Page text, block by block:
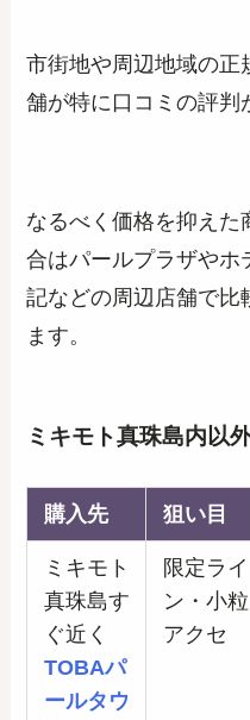
市街地や周辺地域の正
舗が特に口コミの評判
なるべく価格を抑え
合はパールプラザやホ
記などの周辺店舗で比
ます。
ミキモト真珠島内以
購入先 狙い目
ミキモト
真珠島す
ぐ近く
TOBAパ
ールタウ
限定ライ
ン・小粒
アクセ